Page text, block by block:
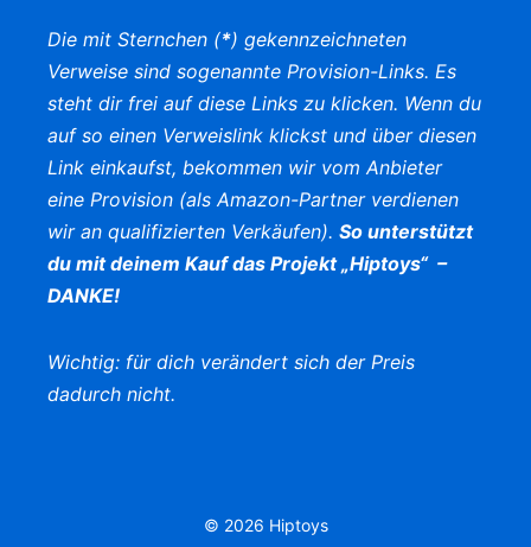
Die mit Sternchen (*) gekennzeichneten
Verweise sind sogenannte Provision-Links. Es
steht dir frei auf diese Links zu klicken. Wenn du
auf so einen Verweislink klickst und über diesen
Link einkaufst, bekommen wir vom Anbieter
eine Provision (als Amazon-Partner verdienen
wir an qualifizierten Verkäufen). So unterstützt
du mit deinem Kauf das Projekt „Hiptoys“ –
DANKE!
Wichtig: für dich verändert sich der Preis
dadurch nicht.
© 2026 Hiptoys